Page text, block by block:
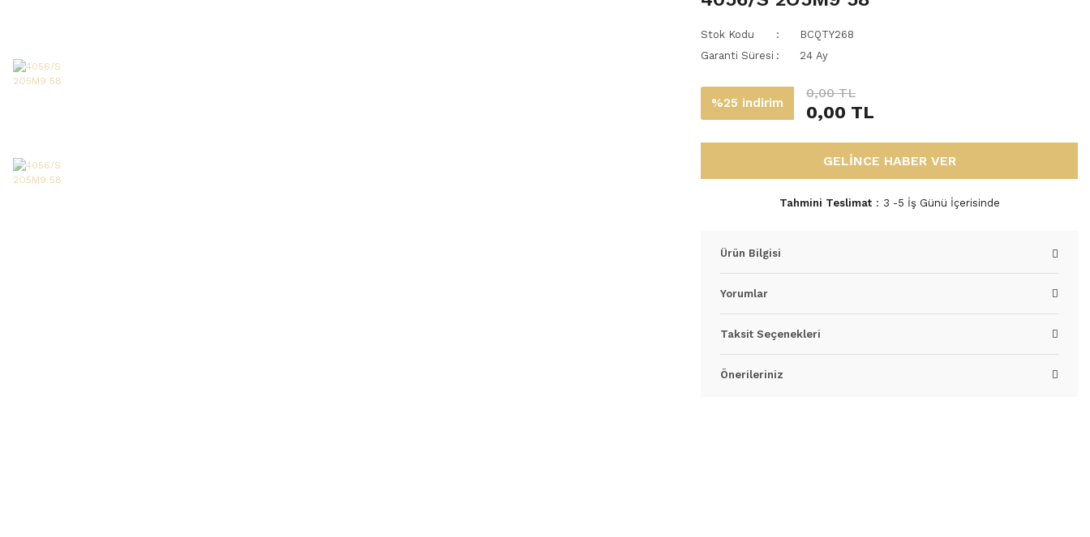
Stok Kodu
BCQTY268
Garanti Süresi
24 Ay
%25 indirim
0,00 TL
0,00 TL
GELİNCE HABER VER
Tahmini Teslimat 3 -5 İş Günü İçerisinde
Ürün Bilgisi
Yorumlar
Taksit Seçenekleri
Önerileriniz